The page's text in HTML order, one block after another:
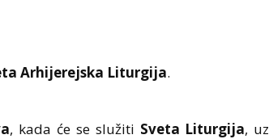
Arhijerejska Liturgija.
, kada će se služiti Sveta Liturgija, uz